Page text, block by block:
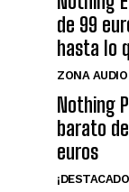
de 99
hasta lo
ZONA AUDIO
Nothing
barato
euros